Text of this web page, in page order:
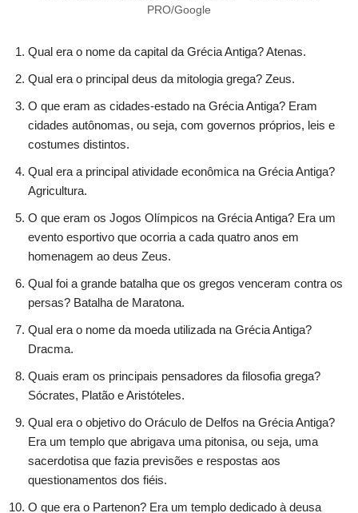
PRO/Google
Qual era o nome da capital da Grécia Antiga? Atenas.
Qual era o principal deus da mitologia grega? Zeus.
O que eram as cidades-estado na Grécia Antiga? Eram
cidades autônomas, ou seja, com governos próprios, leis e
costumes distintos.
Qual era a principal atividade econômica na Grécia Antiga?
Agricultura.
O que eram os Jogos Olímpicos na Grécia Antiga? Era um
evento esportivo que ocorria a cada quatro anos em
homenagem ao deus Zeus.
Qual foi a grande batalha que os gregos venceram contra os
persas? Batalha de Maratona.
Qual era o nome da moeda utilizada na Grécia Antiga?
Dracma.
Quais eram os principais pensadores da filosofia grega?
Sócrates, Platão e Aristóteles.
Qual era o objetivo do Oráculo de Delfos na Grécia Antiga?
Era um templo que abrigava uma pitonisa, ou seja, uma
sacerdotisa que fazia previsões e respostas aos
questionamentos dos fiéis.
O que era o Partenon? Era um templo dedicado à deusa